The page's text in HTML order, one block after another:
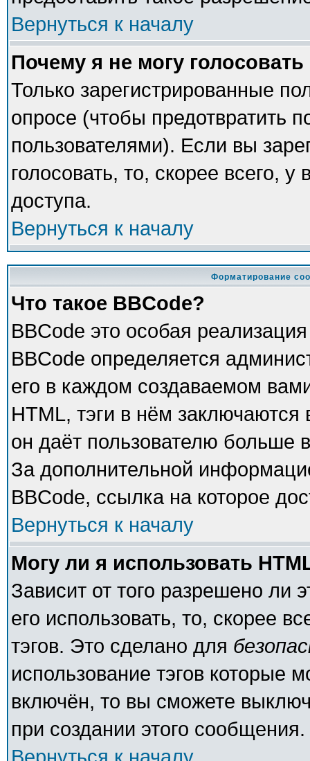
Вернуться к началу
Почему я не могу
Только зарегистрированные
опросе (чтобы предотвратить
пользователями). Если вы
голосовать, то, скорее всего,
доступа.
Вернуться к началу
Форматирование
Что такое BBCode?
BBCode это особая
BBCode определяется
его в каждом создаваемом
HTML, тэги в нём
он даёт пользователю больше
За дополнительной
BBCode, ссылка на которое
Вернуться к началу
Могу ли я использовать
Зависит от того разрешено ли
его использовать, то, скорее
тэгов. Это сделано для
использование тэгов которые
включён, то вы сможете
при создании этого сообщения.